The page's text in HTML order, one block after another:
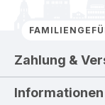
Zahlung &
Informationen